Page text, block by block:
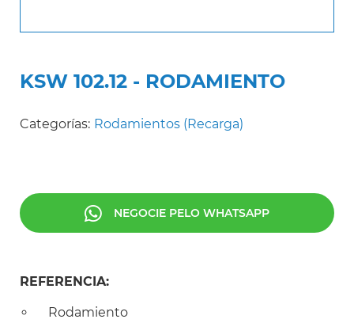
KSW 102.12 - RODAMIENTO
Categorías: Rodamientos (Recarga)
NEGOCIE PELO WHATSAPP
REFERENCIA:
Rodamiento